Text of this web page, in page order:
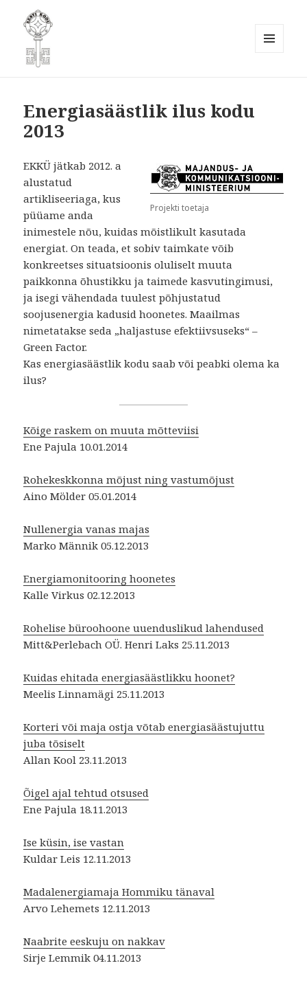
MTÜ
Energiasäästlik ilus kodu
2013
Projekti toetaja
EKKÜ jätkab 2012. a
alustatud
artikliseeriaga, kus
püüame anda
inimestele nõu, kuidas mõistlikult kasutada
energiat. On teada, et sobiv taimkate võib
konkreetses situatsioonis oluliselt muuta
paikkonna õhustikku ja taimede kasvutingimusi,
ja isegi vähendada tuulest põhjustatud
soojusenergia kadusid hoonetes. Maailmas
nimetatakse seda „haljastuse efektiivsuseks“ –
Green Factor.
Kas energiasäästlik kodu saab või peabki olema ka
ilus?
Kõige raskem on muuta mõtteviisi
Ene Pajula 10.01.2014
Rohekeskkonna mõjust ning vastumõjust
Aino Mölder 05.01.2014
Nullenergia vanas majas
Marko Männik 05.12.2013
Energiamonitooring hoonetes
Kalle Virkus 02.12.2013
Rohelise büroohoone uuenduslikud lahendused
Mitt&Perlebach OÜ. Henri Laks 25.11.2013
Kuidas ehitada energiasäästlikku hoonet?
Meelis Linnamägi 25.11.2013
Korteri või maja ostja võtab energiasäästujuttu
juba tõsiselt
Allan Kool 23.11.2013
Õigel ajal tehtud otsused
Ene Pajula 18.11.2013
Ise küsin, ise vastan
Kuldar Leis 12.11.2013
Madalenergiamaja Hommiku tänaval
Arvo Lehemets 12.11.2013
Naabrite eeskuju on nakkav
Sirje Lemmik 04.11.2013